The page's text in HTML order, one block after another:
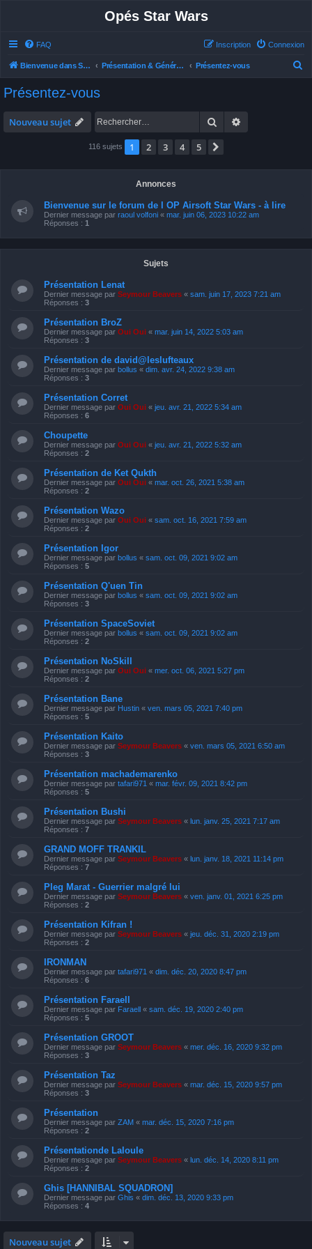
Opés Star Wars
FAQ Connexion
Inscription
Bienvenue dans Star Wars Ops Présentation & Généralités Présentez-vous
Présentez-vous
Nouveau sujet Rechercher
116 sujets 1 2 3 4 5
Annonces
Bienvenue sur le forum de l OP Airsoft Star Wars - à lire
Dernier message par raoul volfoni « mar. juin 06, 2023 10:22 am
Réponses : 1
Sujets
Présentation Lenat
Dernier message par Seymour Beavers « sam. juin 17, 2023 7:21 am
Réponses : 3
Présentation BroZ
Dernier message par Oui Oui « mar. juin 14, 2022 5:03 am
Réponses : 3
Présentation de david@leslufteaux
Dernier message par bollus « dim. avr. 24, 2022 9:38 am
Réponses : 3
Présentation Corret
Dernier message par Oui Oui « jeu. avr. 21, 2022 5:34 am
Réponses : 6
Choupette
Dernier message par Oui Oui « jeu. avr. 21, 2022 5:32 am
Réponses : 2
Présentation de Ket Qukth
Dernier message par Oui Oui « mar. oct. 26, 2021 5:38 am
Réponses : 2
Présentation Wazo
Dernier message par Oui Oui « sam. oct. 16, 2021 7:59 am
Réponses : 2
Présentation Igor
Dernier message par bollus « sam. oct. 09, 2021 9:02 am
Réponses : 5
Présentation Q'uen Tin
Dernier message par bollus « sam. oct. 09, 2021 9:02 am
Réponses : 3
Présentation SpaceSoviet
Dernier message par bollus « sam. oct. 09, 2021 9:02 am
Réponses : 2
Présentation NoSkill
Dernier message par Oui Oui « mer. oct. 06, 2021 5:27 pm
Réponses : 2
Présentation Bane
Dernier message par Hustin « ven. mars 05, 2021 7:40 pm
Réponses : 5
Présentation Kaito
Dernier message par Seymour Beavers « ven. mars 05, 2021 6:50 am
Réponses : 3
Présentation machademarenko
Dernier message par tafari971 « mar. févr. 09, 2021 8:42 pm
Réponses : 5
Présentation Bushi
Dernier message par Seymour Beavers « lun. janv. 25, 2021 7:17 am
Réponses : 7
GRAND MOFF TRANKIL
Dernier message par Seymour Beavers « lun. janv. 18, 2021 11:14 pm
Réponses : 7
Pleg Marat - Guerrier malgré lui
Dernier message par Seymour Beavers « ven. janv. 01, 2021 6:25 pm
Réponses : 2
Présentation Kifran !
Dernier message par Seymour Beavers « jeu. déc. 31, 2020 2:19 pm
Réponses : 2
IRONMAN
Dernier message par tafari971 « dim. déc. 20, 2020 8:47 pm
Réponses : 6
Présentation Faraell
Dernier message par Faraell « sam. déc. 19, 2020 2:40 pm
Réponses : 5
Présentation GROOT
Dernier message par Seymour Beavers « mer. déc. 16, 2020 9:32 pm
Réponses : 3
Présentation Taz
Dernier message par Seymour Beavers « mar. déc. 15, 2020 9:57 pm
Réponses : 3
Présentation
Dernier message par ZAM « mar. déc. 15, 2020 7:16 pm
Réponses : 2
Présentationde Laloule
Dernier message par Seymour Beavers « lun. déc. 14, 2020 8:11 pm
Réponses : 2
Ghis [HANNIBAL SQUADRON]
Dernier message par Ghis « dim. déc. 13, 2020 9:33 pm
Réponses : 4
Nouveau sujet